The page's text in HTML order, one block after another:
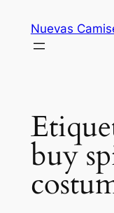
contenido
Nuevas
buy